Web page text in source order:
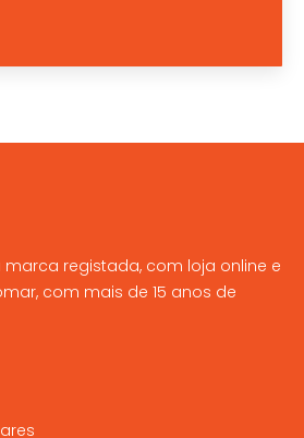
marca registada, com loja online e
com mais de 15 anos de